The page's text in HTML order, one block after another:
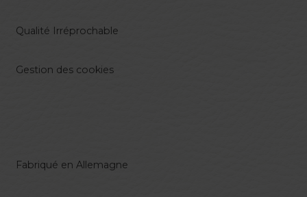
Qualité Irréprochable
Gestion des cookies
Fabriqué en Allemagne